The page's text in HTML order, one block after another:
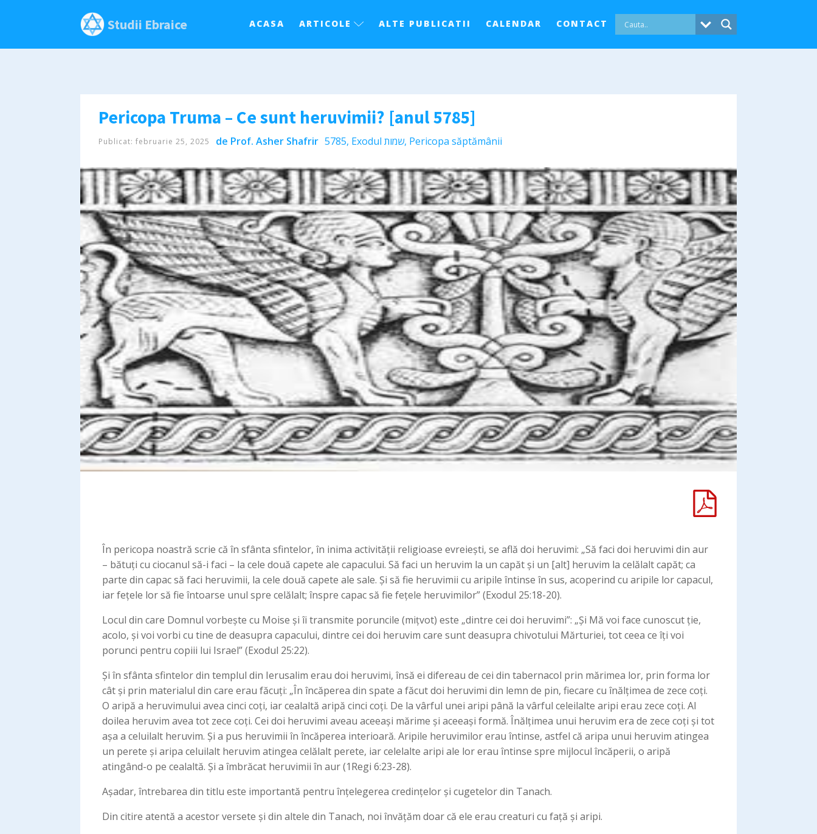
Studii Ebraice ACASA ARTICOLE ALTE PUBLICATII CALENDAR CONTACT
Pericopa Truma – Ce sunt heruvimii? [anul 5785]
Publicat: februarie 25, 2025 de Prof. Asher Shafrir 5785, Exodul שמות, Pericopa săptămânii
În pericopa noastră scrie că în sfânta sfintelor, în inima activității religioase evreiești, se află doi heruvimi: „Să faci doi heruvimi din aur
– bătuți cu ciocanul să-i faci – la cele două capete ale capacului. Să faci un heruvim la un capăt și un [alt] heruvim la celălalt capăt; ca
parte din capac să faci heruvimii, la cele două capete ale sale. Și să fie heruvimii cu aripile întinse în sus, acoperind cu aripile lor capacul,
iar fețele lor să fie întoarse unul spre celălalt; înspre capac să fie fețele heruvimilor” (Exodul 25:18-20).
Locul din care Domnul vorbește cu Moise și îi transmite poruncile (mițvot) este „dintre cei doi heruvimi”: „Și Mă voi face cunoscut ție,
acolo, și voi vorbi cu tine de deasupra capacului, dintre cei doi heruvim care sunt deasupra chivotului Mărturiei, tot ceea ce îți voi
porunci pentru copiii lui Israel” (Exodul 25:22).
Și în sfânta sfintelor din templul din Ierusalim erau doi heruvimi, însă ei difereau de cei din tabernacol prin mărimea lor, prin forma lor
cât și prin materialul din care erau făcuți: „În încăperea din spate a făcut doi heruvimi din lemn de pin, fiecare cu înălțimea de zece coți.
O aripă a heruvimului avea cinci coți, iar cealaltă aripă cinci coți. De la vârful unei aripi până la vârful celeilalte aripi erau zece coți. Al
doilea heruvim avea tot zece coți. Cei doi heruvimi aveau aceeași mărime și aceeași formă. Înălțimea unui heruvim era de zece coți și tot
așa a celuilalt heruvim. Și a pus heruvimii în încăperea interioară. Aripile heruvimilor erau întinse, astfel că aripa unui heruvim atingea
un perete și aripa celuilalt heruvim atingea celălalt perete, iar celelalte aripi ale lor erau întinse spre mijlocul încăperii, o aripă
atingând-o pe cealaltă. Și a îmbrăcat heruvimii în aur (1Regi 6:23-28).
Așadar, întrebarea din titlu este importantă pentru înțelegerea credințelor și cugetelor din Tanach.
Din citire atentă a acestor versete și din altele din Tanach, noi învățăm doar că ele erau creaturi cu față și aripi.